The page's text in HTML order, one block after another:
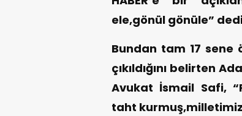
ele,gönül gönüle”
Bundan tam 17 sene
çıkıldığını belirten
Avukat İsmail Safi,
taht